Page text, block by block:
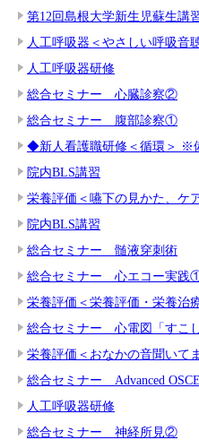
第12回島根大学新生児蘇生講習
人工呼吸器＜やさしい呼吸音
人工呼吸器研修
総合セミナー 心臓診察②
総合セミナー 腹部診察①
◆新人看護職研修＜循環＞ ※
院内BLS講習
栄養評価＜嚥下の見かた、ケ
院内BLS講習
総合セミナー 髄液穿刺術
総合セミナー 心エコー実践
栄養評価＜栄養評価・栄養治
総合セミナー 心電図「すこ
栄養評価＜おなかの音聞いて
総合セミナー Advanced OSCE
人工呼吸器研修
総合セミナー 神経所見②